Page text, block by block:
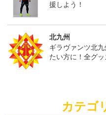
援しよう！
北九州
ギラヴァンツ北
たい方に！全グッ
カテゴ